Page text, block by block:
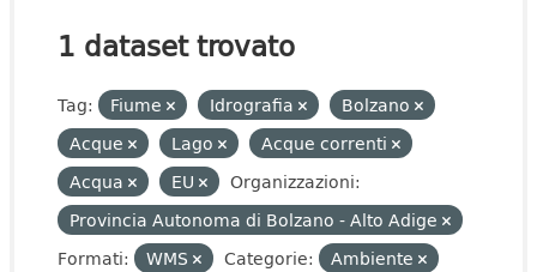
1 dataset trovato
Tag: Fiume Idrografia
Bolzano
Acque
Lago
Acque correnti
Acqua
EU
Organizzazioni:
Provincia Autonoma di Bolzano - Alto Adige
Formati:
WMS Categorie:
Ambiente